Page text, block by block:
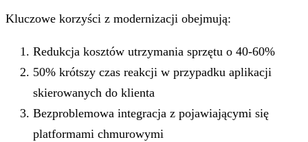
Kluczowe korzyści z modernizacji obejmują:
Redukcja kosztów utrzymania sprzętu o 40-60%
50% krótszy czas reakcji w przypadku aplikacji
skierowanych do klienta
Bezproblemowa integracja z pojawiającymi się
platformami chmurowymi